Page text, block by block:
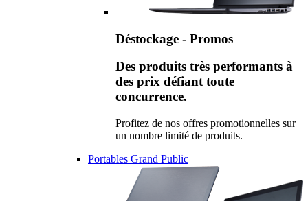
Déstockage - Promos
Des produits très performants à
des prix défiant toute
concurrence.
Profitez de nos offres promotionnelles sur
un nombre limité de produits.
Portables Grand Public